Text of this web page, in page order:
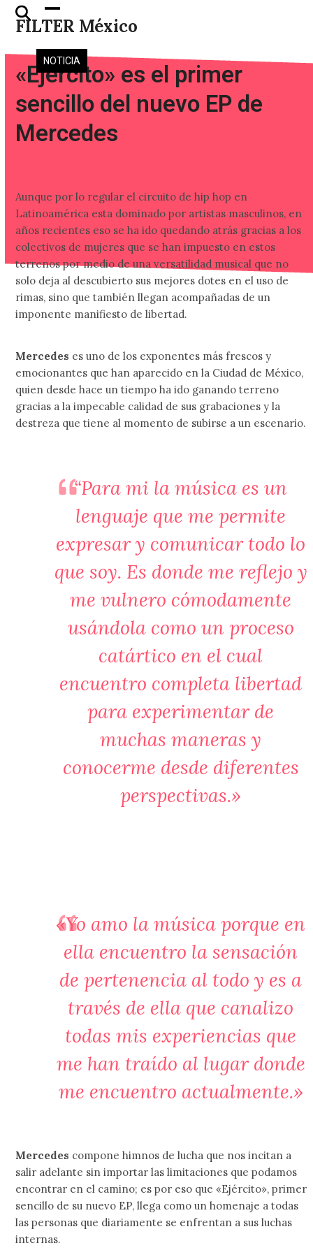
Skip
FILTER México
Open
mobile
menu
Close
mobile
menu
NOTICIA
«Ejército» es el primer
sencillo del nuevo EP de
Mercedes
Aunque por lo regular el circuito de hip hop en
Latinoamérica esta dominado por artistas masculinos, en
años recientes eso se ha ido quedando atrás gracias a los
colectivos de mujeres que se han impuesto en estos
terrenos por medio de una versatilidad musical que no
solo deja al descubierto sus mejores dotes en el uso de
rimas, sino que también llegan acompañadas de un
imponente manifiesto de libertad.
Mercedes es uno de los exponentes más frescos y
emocionantes que han aparecido en la Ciudad de México,
quien desde hace un tiempo ha ido ganando terreno
gracias a la impecable calidad de sus grabaciones y la
destreza que tiene al momento de subirse a un escenario.
“Para mi la música es un
lenguaje que me permite
expresar y comunicar todo lo
que soy. Es donde me reflejo y
me vulnero cómodamente
usándola como un proceso
catártico en el cual
encuentro completa libertad
para experimentar de
muchas maneras y
conocerme desde diferentes
perspectivas.»
«Yo amo la música porque en
ella encuentro la sensación
de pertenencia al todo y es a
través de ella que canalizo
todas mis experiencias que
me han traído al lugar donde
me encuentro actualmente.»
Mercedes compone himnos de lucha que nos incitan a
salir adelante sin importar las limitaciones que podamos
encontrar en el camino; es por eso que «Ejército», primer
sencillo de su nuevo EP, llega como un homenaje a todas
las personas que diariamente se enfrentan a sus luchas
internas.